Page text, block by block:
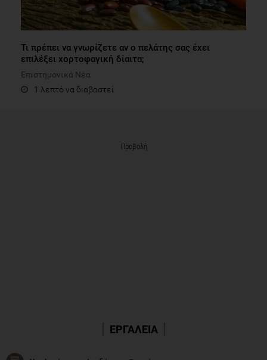
Τι πρέπει να γνωρίζετε αν ο πελάτης σας έχει
επιλέξει χορτοφαγική δίαιτα;
Επιστημονικά Νέα
1 λεπτό να διαβαστεί
Προβολή
ΕΡΓΑΛΕΙΑ